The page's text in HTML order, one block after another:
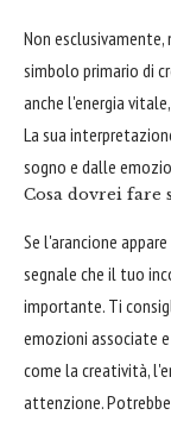
Non
simbolo primario di
anche l'energia
La sua
sogno e dalle
Cosa dovrei fare
Se l'arancione
segnale che il tuo
importante. Ti
emozioni associate
come la creatività,
attenzione.